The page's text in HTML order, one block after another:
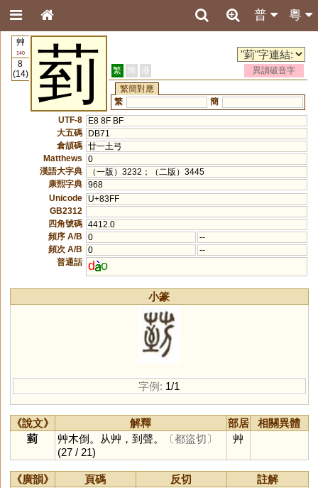
粵
普
艸
140
8
(14)
菿 繁 簡 港
異讀破音字
繁簡對應
繁
簡
UTF-8
E8 8F BF
大五碼
DB71
倉頡碼 廿一土弓
Matthews
0
漢語大字典
（一版）3232；（二版）3445
康熙字典 968
Unicode
U+83FF
GB2312
四角號碼 4412.0
頻序 A/B
0
--
頻次 A/B
0
--
普通話 d o
小篆
字例: 1/1
《說文》 解釋 部居
相關異體
菿
艸木倒。从艸，到聲。
〔都盜切〕
(27 / 21)
艸
《廣韻》 頁碼 反切
註解